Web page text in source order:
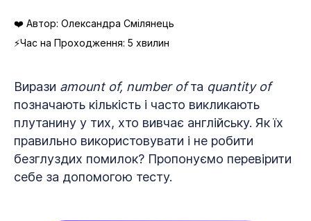
❤️ Автор: Олександра Смілянець
⚡Час на Проходження: 5 хвилин
Вирази amount of, number ofта quantity of
позначають кількість і часто викликають
плутанину у тих, хто вивчає англійську. Як їх
правильно використовувати і не робити
безглуздих помилок? Пропонуємо перевірити
себе за допомогою тесту.